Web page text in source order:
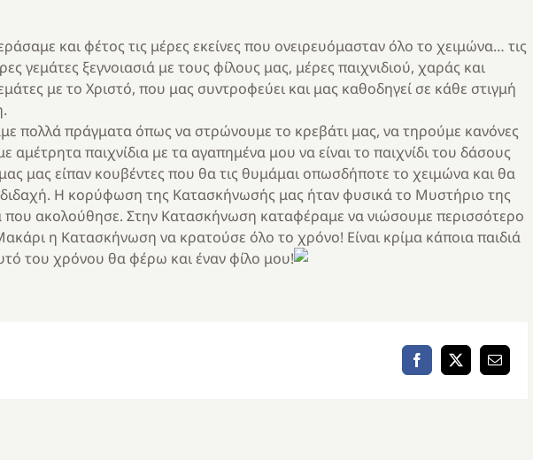
και φέτος τις μέρες εκείνες που ονειρευόμασταν όλο το χειμώνα… τις
γεμάτες ξεγνοιασιά με τους φίλους μας, μέρες παιχνιδιού, χαράς και
με το Χριστό, που μας συντροφεύει και μας καθοδηγεί σε κάθε στιγμή
πολλά πράγματα όπως να στρώνουμε το κρεβάτι μας, να τηρούμε κανόνες
αμέτρητα παιχνίδια με τα αγαπημένα μου να είναι το παιχνίδι του δάσους
μας είπαν κουβέντες που θα τις θυμάμαι οπωσδήποτε το χειμώνα και θα
Η κορύφωση της Κατασκήνωσής μας ήταν φυσικά το Μυστήριο της
που ακολούθησε. Στην Κατασκήνωση καταφέραμε να νιώσουμε περισσότερο
η Κατασκήνωση να κρατούσε όλο το χρόνο! Είναι κρίμα κάποια παιδιά
του χρόνου θα φέρω και έναν φίλο μου!
Facebook
X Email